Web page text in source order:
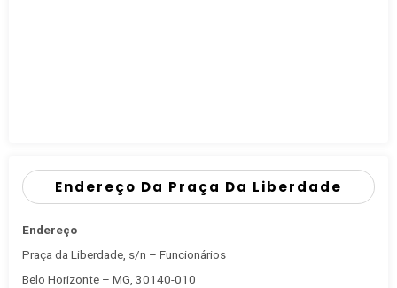
Endereço Da Praça Da Liberdade
Endereço
Praça da Liberdade, s/n – Funcionários
Belo Horizonte – MG, 30140-010